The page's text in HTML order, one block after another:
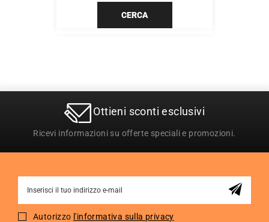
CERCA
Ottieni sconti esclusivi
Ricevi informazioni su offerte speciali e promozioni.
for
Autorizzo l'informativa sulla privacy